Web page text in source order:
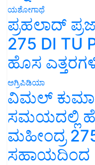
ಯಶೋಗಾಥೆ
ಪ್ರಹಲಾದ್
275 DI TU
ಹೊಸ
ಅಗ್ರಿಪಿಡಿಯಾ
ವಿಮಲ್
ಸಮಯದಲ್ಲಿ
ಮಹೀಂದ್ರ
ಸಹಾಯದಿಂದ